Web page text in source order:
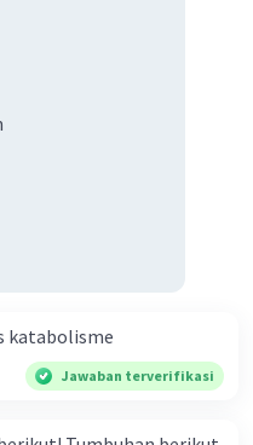
katabolisme
Jawaban terverifikasi